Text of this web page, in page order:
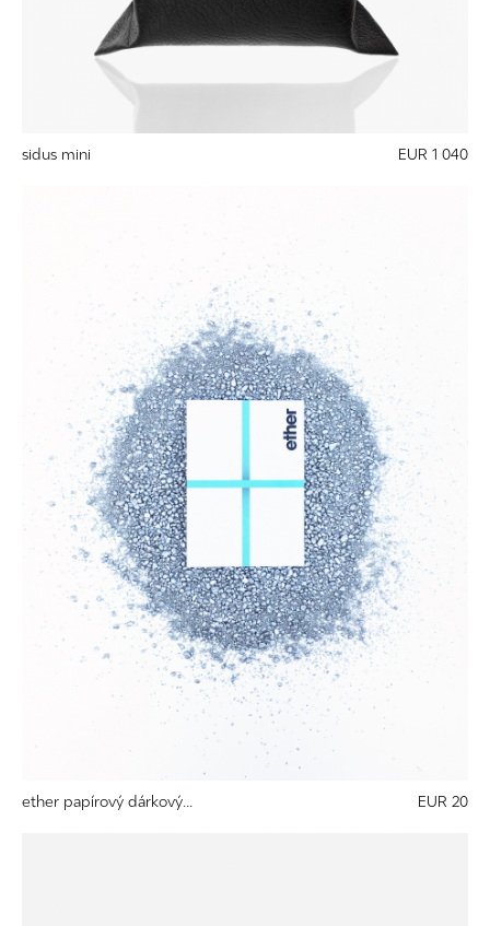
sidus mini EUR 1 040
ether papírový dárkový... EUR 20